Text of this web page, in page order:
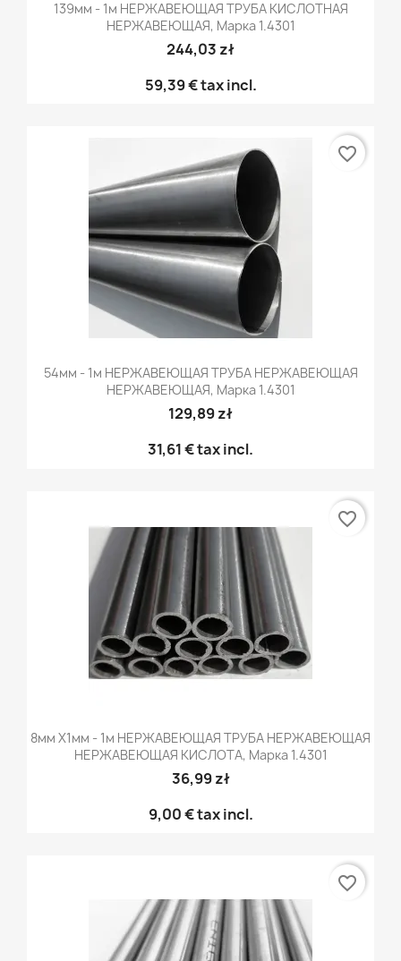
139мм - 1м НЕРЖАВЕЮЩАЯ ТРУБА КИСЛОТНАЯ
НЕРЖАВЕЮЩАЯ, Марка 1.4301
244,03 zł
59,39 €tax incl.
54мм - 1м НЕРЖАВЕЮЩАЯ ТРУБА НЕРЖАВЕЮЩАЯ
НЕРЖАВЕЮЩАЯ, Марка 1.4301
129,89 zł
31,61 €tax incl.
favorite_border
8мм X1мм - 1м НЕРЖАВЕЮЩАЯ ТРУБА НЕРЖАВЕЮЩАЯ
НЕРЖАВЕЮЩАЯ КИСЛОТА, Марка 1.4301
36,99 zł
9,00 €tax incl.
favorite_border
favorite_border